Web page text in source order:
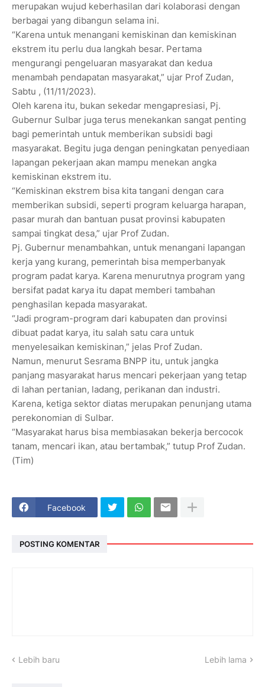
merupakan wujud keberhasilan dari kolaborasi dengan
berbagai yang dibangun selama ini.
“Karena untuk menangani kemiskinan dan kemiskinan
ekstrem itu perlu dua langkah besar. Pertama
mengurangi pengeluaran masyarakat dan kedua
menambah pendapatan masyarakat,” ujar Prof Zudan,
Sabtu , (11/11/2023).
Oleh karena itu, bukan sekedar mengapresiasi, Pj.
Gubernur Sulbar juga terus menekankan sangat penting
bagi pemerintah untuk memberikan subsidi bagi
masyarakat. Begitu juga dengan peningkatan penyediaan
lapangan pekerjaan akan mampu menekan angka
kemiskinan ekstrem itu.
“Kemiskinan ekstrem bisa kita tangani dengan cara
memberikan subsidi, seperti program keluarga harapan,
pasar murah dan bantuan pusat provinsi kabupaten
sampai tingkat desa,” ujar Prof Zudan.
Pj. Gubernur menambahkan, untuk menangani lapangan
kerja yang kurang, pemerintah bisa memperbanyak
program padat karya. Karena menurutnya program yang
bersifat padat karya itu dapat memberi tambahan
penghasilan kepada masyarakat.
“Jadi program-program dari kabupaten dan provinsi
dibuat padat karya, itu salah satu cara untuk
menyelesaikan kemiskinan,” jelas Prof Zudan.
Namun, menurut Sesrama BNPP itu, untuk jangka
panjang masyarakat harus mencari pekerjaan yang tetap
di lahan pertanian, ladang, perikanan dan industri.
Karena, ketiga sektor diatas merupakan penunjang utama
perekonomian di Sulbar.
“Masyarakat harus bisa membiasakan bekerja bercocok
tanam, mencari ikan, atau bertambak,” tutup Prof Zudan.
(Tim)
Facebook
POSTING KOMENTAR
Lebih baru Lebih lama